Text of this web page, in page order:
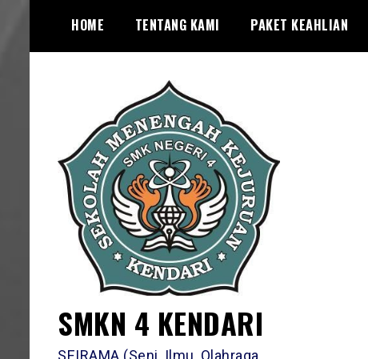
content
HOME TENTANG KAMI PAKET KEAHLIAN
SMKN 4 KENDARI
SEIRAMA (Seni, Ilmu, Olahraga,